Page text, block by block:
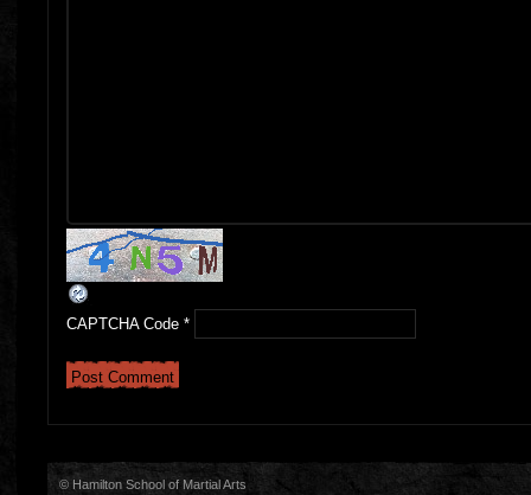
CAPTCHA Code *
© Hamilton School of Martial Arts